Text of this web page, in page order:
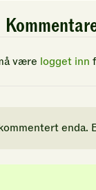
være logget inn
enda.